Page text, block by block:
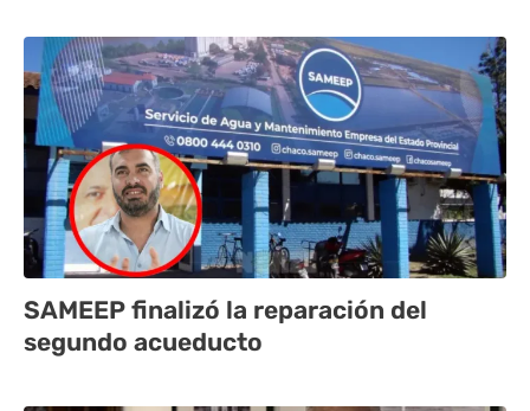
SAMEEP finalizó la reparación del
segundo acueducto